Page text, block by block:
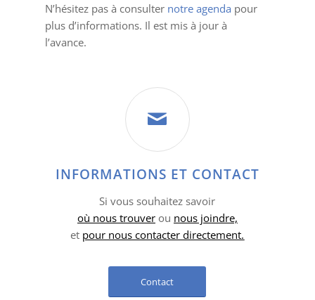
N’hésitez pas à consulter notre agenda pour
plus d’informations. Il est mis à jour à
l’avance.
INFORMATIONS ET CONTACT
Si vous souhaitez savoir
où nous trouverou nous joindre,
et pour nous contacter directement.
Contact